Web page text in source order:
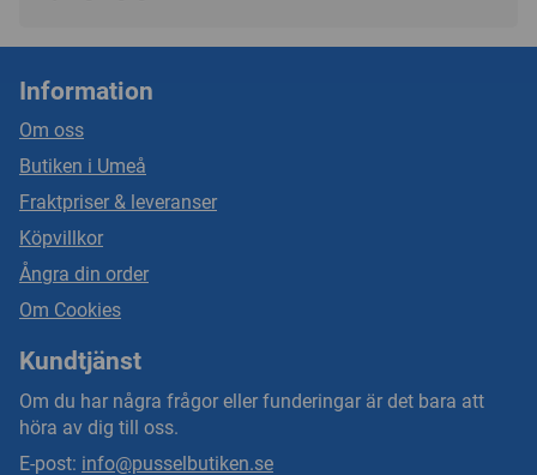
Information
Om oss
Butiken i Umeå
Fraktpriser & leveranser
Köpvillkor
Ångra din order
Om Cookies
Kundtjänst
Om du har några frågor eller funderingar är det bara att
höra av dig till oss.
E-post: info@pusselbutiken.se